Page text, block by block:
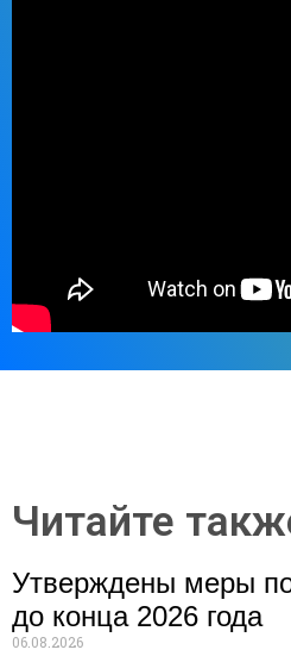
Читайте
Утверждены меры
до конца 2026 года
06.08.2026